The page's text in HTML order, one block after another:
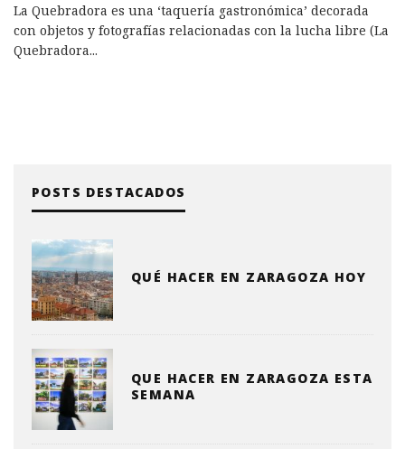
La Quebradora es una ‘taquería gastronómica’ decorada
con objetos y fotografías relacionadas con la lucha libre (La
Quebradora...
POSTS DESTACADOS
QUÉ HACER EN ZARAGOZA HOY
QUE HACER EN ZARAGOZA ESTA
SEMANA